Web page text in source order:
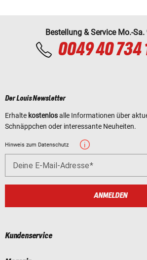
Bestellung & Service Mo.-Sa.
0049 40 734
Der Louis Newsletter
Erhalte kostenlosalle Informationen über
Schnäppchen oder interessante Neuheiten.
Hinweis zum Datenschutz
Deine E-Mail-Adresse
ANMELDEN
Kundenservice